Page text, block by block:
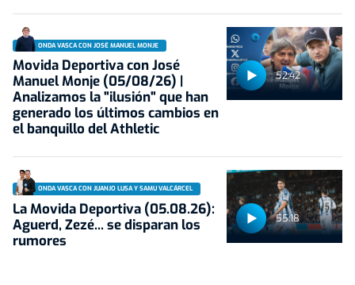
52:42
ONDA VASCA CON JOSÉ MANUEL MONJE
Movida Deportiva con José
Manuel Monje (05/08/26) |
Analizamos la "ilusión" que han
generado los últimos cambios en
el banquillo del Athletic
55:18
ONDA VASCA CON JUANJO LUSA Y SAMU VALCÁRCEL
La Movida Deportiva (05.08.26):
Aguerd, Zezé... se disparan los
rumores